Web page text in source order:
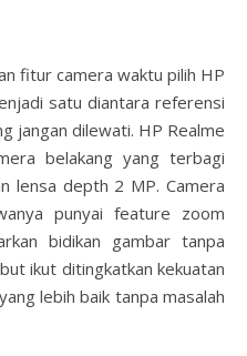
fitur camera waktu pilih HP
satu diantara referensi
jangan dilewati. HP Realme
belakang yang terbagi
lensa depth 2 MP. Camera
punyai feature zoom
bidikan gambar tanpa
ikut ditingkatkan kekuatan
lebih baik tanpa masalah